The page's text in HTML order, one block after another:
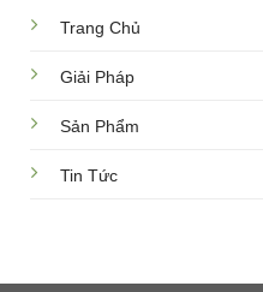
Trang Chủ
Giải Pháp
Sản Phẩm
Tin Tức